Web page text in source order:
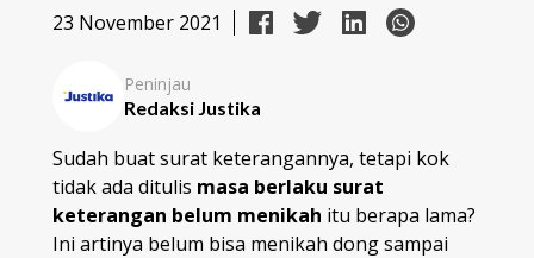
23 November 2021
Peninjau
Redaksi Justika
Sudah buat surat keterangannya, tetapi kok
tidak ada ditulis masa berlaku surat
keterangan belum menikah itu berapa lama?
Ini artinya belum bisa menikah dong sampai